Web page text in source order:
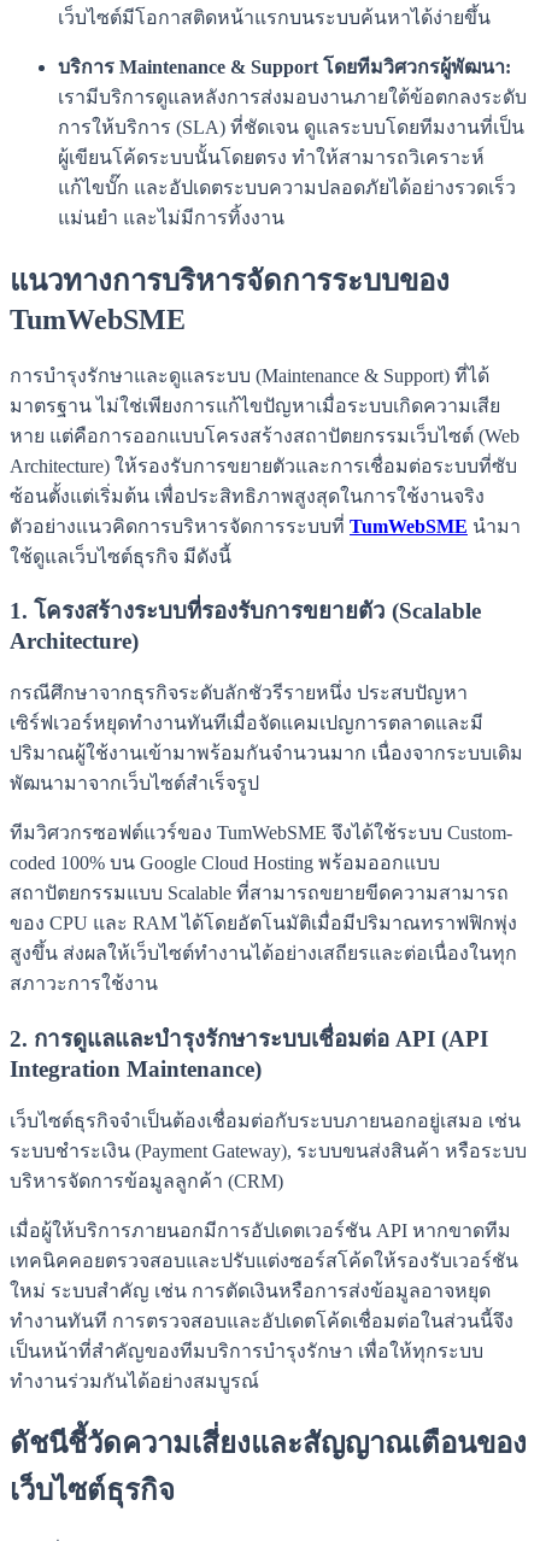
เว็บไซต์มีโอกาสติดหน้าแรกบนระบบค้นหาได้ง่ายขึ้น
บริการ Maintenance & Support โดยทีมวิศวกรผู้พัฒนา:
เรามีบริการดูแลหลังการส่งมอบงานภายใต้ข้อตกลงระดับ
การให้บริการ (SLA) ที่ชัดเจน ดูแลระบบโดยทีมงานที่เป็น
ผู้เขียนโค้ดระบบนั้นโดยตรง ทำให้สามารถวิเคราะห์
แก้ไขบั๊ก และอัปเดตระบบความปลอดภัยได้อย่างรวดเร็ว
แม่นยำ และไม่มีการทิ้งงาน
แนวทางการบริหารจัดการระบบของ
TumWebSME
การบำรุงรักษาและดูแลระบบ (Maintenance & Support) ที่ได้
มาตรฐาน ไม่ใช่เพียงการแก้ไขปัญหาเมื่อระบบเกิดความเสีย
หาย แต่คือการออกแบบโครงสร้างสถาปัตยกรรมเว็บไซต์ (Web
Architecture) ให้รองรับการขยายตัวและการเชื่อมต่อระบบที่ซับ
ซ้อนตั้งแต่เริ่มต้น เพื่อประสิทธิภาพสูงสุดในการใช้งานจริง
ตัวอย่างแนวคิดการบริหารจัดการระบบที่ TumWebSME นำมา
ใช้ดูแลเว็บไซต์ธุรกิจ มีดังนี้
1. โครงสร้างระบบที่รองรับการขยายตัว (Scalable
Architecture)
กรณีศึกษาจากธุรกิจระดับลักชัวรีรายหนึ่ง ประสบปัญหา
เซิร์ฟเวอร์หยุดทำงานทันทีเมื่อจัดแคมเปญการตลาดและมี
ปริมาณผู้ใช้งานเข้ามาพร้อมกันจำนวนมาก เนื่องจากระบบเดิม
พัฒนามาจากเว็บไซต์สำเร็จรูป
ทีมวิศวกรซอฟต์แวร์ของ TumWebSME จึงได้ใช้ระบบ Custom-
coded 100% บน Google Cloud Hosting พร้อมออกแบบ
สถาปัตยกรรมแบบ Scalable ที่สามารถขยายขีดความสามารถ
ของ CPU และ RAM ได้โดยอัตโนมัติเมื่อมีปริมาณทราฟฟิกพุ่ง
สูงขึ้น ส่งผลให้เว็บไซต์ทำงานได้อย่างเสถียรและต่อเนื่องในทุก
สภาวะการใช้งาน
2. การดูแลและบำรุงรักษาระบบเชื่อมต่อ API (API
Integration Maintenance)
เว็บไซต์ธุรกิจจำเป็นต้องเชื่อมต่อกับระบบภายนอกอยู่เสมอ เช่น
ระบบชำระเงิน (Payment Gateway), ระบบขนส่งสินค้า หรือระบบ
บริหารจัดการข้อมูลลูกค้า (CRM)
เมื่อผู้ให้บริการภายนอกมีการอัปเดตเวอร์ชัน API หากขาดทีม
เทคนิคคอยตรวจสอบและปรับแต่งซอร์สโค้ดให้รองรับเวอร์ชัน
ใหม่ ระบบสำคัญ เช่น การตัดเงินหรือการส่งข้อมูลอาจหยุด
ทำงานทันที การตรวจสอบและอัปเดตโค้ดเชื่อมต่อในส่วนนี้จึง
เป็นหน้าที่สำคัญของทีมบริการบำรุงรักษา เพื่อให้ทุกระบบ
ทำงานร่วมกันได้อย่างสมบูรณ์
ดัชนีชี้วัดความเสี่ยงและสัญญาณเตือนของ
เว็บไซต์ธุรกิจ